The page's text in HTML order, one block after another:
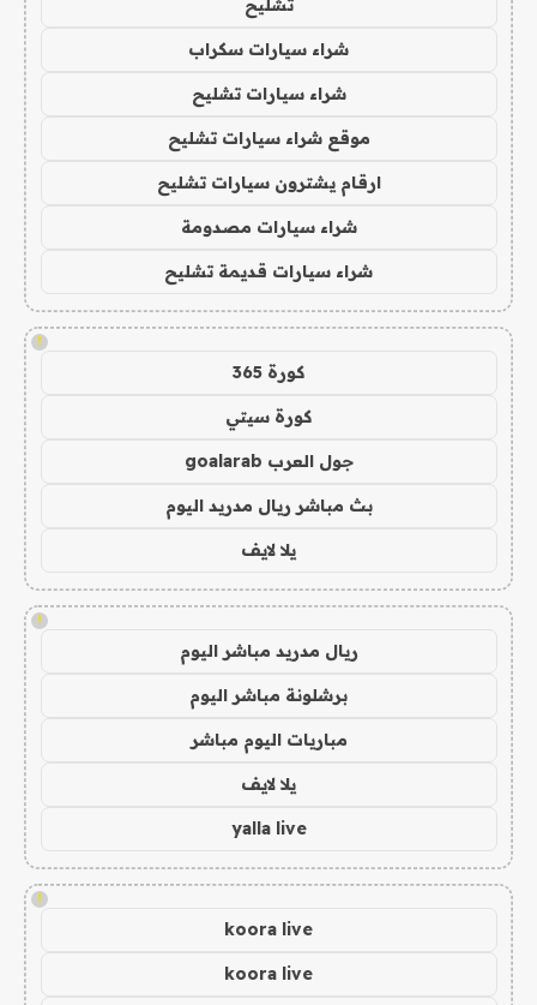
تشليح
شراء سيارات سكراب
شراء سيارات تشليح
موقع شراء سيارات تشليح
ارقام يشترون سيارات تشليح
شراء سيارات مصدومة
شراء سيارات قديمة تشليح
!
كورة 365
كورة سيتي
جول العرب goalarab
بث مباشر ريال مدريد اليوم
يلا لايف
!
ريال مدريد مباشر اليوم
برشلونة مباشر اليوم
مباريات اليوم مباشر
يلا لايف
yalla live
!
koora live
koora live